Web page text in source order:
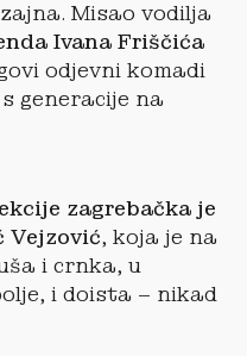
Misao vodilja
Ivana Friščića
odjevni komadi
generacije na
zagrebačka je
Vejzović, koja je na
i crnka, u
i doista – nikad